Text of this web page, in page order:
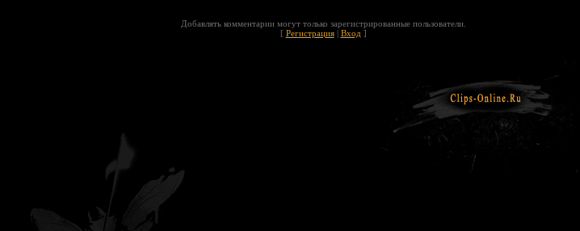
Добавлять комментарии могут только зарегистрированные пользователи.
[ Регистрация| Вход ]